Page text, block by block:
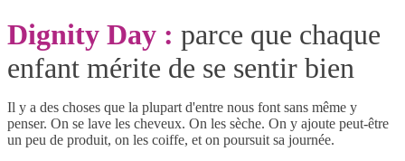
Dignity Day : parce que chaque
enfant mérite de se sentir bien
Il y a des choses que la plupart d'entre nous font sans même y
penser. On se lave les cheveux. On les sèche. On y ajoute peut-être
un peu de produit, on les coiffe, et on poursuit sa journée.